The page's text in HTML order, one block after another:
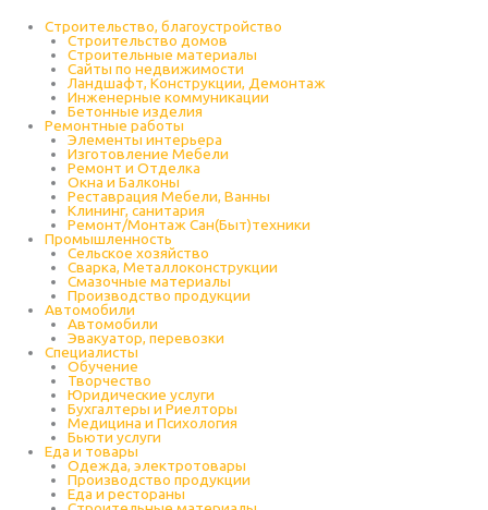
Строительство, благоустройство
Строительство домов
Строительные материалы
Сайты по недвижимости
Ландшафт, Конструкции, Демонтаж
Инженерные коммуникации
Бетонные изделия
Ремонтные работы
Элементы интерьера
Изготовление Мебели
Ремонт и Отделка
Окна и Балконы
Реставрация Мебели, Ванны
Клининг, санитария
Ремонт/Монтаж Сан(Быт)техники
Промышленность
Cельское хозяйство
Сварка, Металлоконструкции
Cмазочные материалы
Производство продукции
Автомобили
Автомобили
Эвакуатор, перевозки
Специалисты
Обучение
Творчество
Юридические услуги
Бухгалтеры и Риелторы
Медицина и Психология
Бьюти услуги
Еда и товары
Одежда, электротовары
Производство продукции
Еда и рестораны